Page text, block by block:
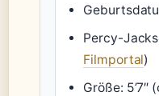
Percy-
Filmportal)
Größe: 5’7″